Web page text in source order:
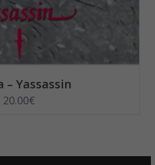
– Yassassin
20.00€